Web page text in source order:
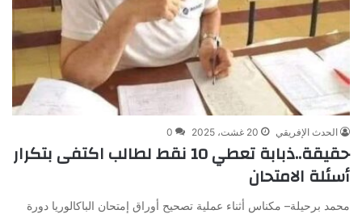
الحدث الإفريقي 20 غشت، 2025 0
حقيقة..ذبابة تعطي 10 نقط لطالب اكتفى بتكرار
أسئلة الامتحان
محمد برحيلة– مكناس ﺃﺛﻨﺎﺀ ﻋﻤﻠﻴﺔ ﺗﺼﺤﻴﺢ ﺃﻭﺭﺍﻕ ﺇﻣﺘﺤﺎﻥ ﺍﻟﺒﺎﻛﺎﻟﻮﺭﻳﺎ ﺩﻭﺭﺓ